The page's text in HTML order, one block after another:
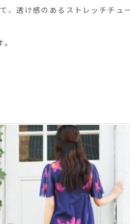
透け感のあるストレッチチュ